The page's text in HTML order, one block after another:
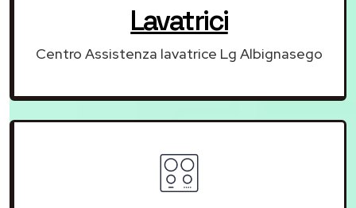
Lavatrici
Centro Assistenza lavatrice Lg Albignasego